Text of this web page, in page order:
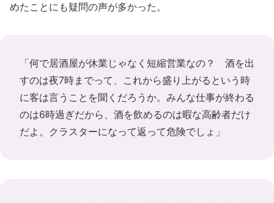
めたことにも疑問の声が多かった。
「何で居酒屋が休業じゃなく短縮営業なの？ 酒を出
すのは夜7時までって、これから盛り上がるという時
に客は言うことを聞くだろうか。みんな仕事が終わる
のは6時過ぎだから、酒を飲めるのは暇な高齢者だけ
だよ。クラスターになって返って危険でしょ」